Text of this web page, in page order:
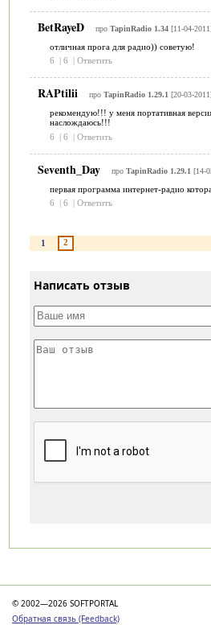
BetRayeD про TapinRadio 1.34[11-04-
отличная прога для радио)) советую!
6
| 6 | Ответить
RAPtilii про TapinRadio 1.29.1 [20-03-
рекомендую!!! у меня портативная
наслождаюсь!!!
6
| 6 | Ответить
Seventh_Day про TapinRadio 1.29.1 [14-
первая программа интернет-радио
6
| 6 | Ответить
1 2
Написать отзыв
© 2002—2026 SOFTPORTAL
Обратная связь (Feedback)